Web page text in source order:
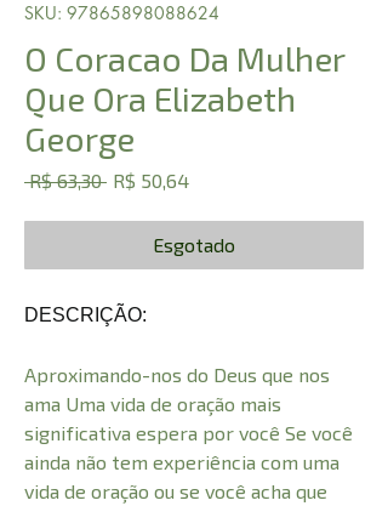
SKU: 97865898088624
O Coracao Da Mulher
Que Ora Elizabeth
George
R$ 63,30 Preço
R$ 50,64Preço
Esgotado
DESCRIÇÃO:
Aproximando-nos do Deus que nos
ama Uma vida de oração mais
significativa espera por você Se você
ainda não tem experiência com uma
vida de oração ou se você acha que